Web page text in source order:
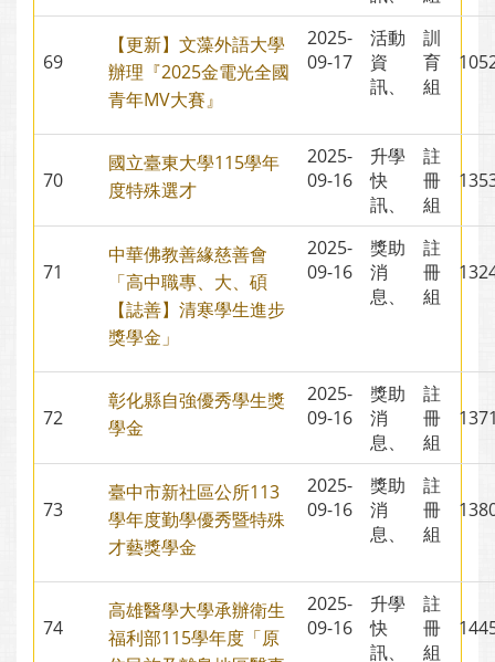
69
【更新】文藻外語大學
辦理『2025金電光全國
青年MV大賽』
2025-
09-17
活動
資
訊、
訓
育
組
70
國立臺東大學115學年
度特殊選才
2025-
09-16
升學
快
訊、
註
冊
組
71
中華佛教善緣慈善會
「高中職專、大、碩
【誌善】清寒學生進步
獎學金」
2025-
09-16
獎助
消
息、
註
冊
組
72
彰化縣自強優秀學生獎
學金
2025-
09-16
獎助
消
息、
註
冊
組
73
臺中市新社區公所113
學年度勤學優秀暨特殊
才藝獎學金
2025-
09-16
獎助
消
息、
註
冊
組
74
高雄醫學大學承辦衛生
福利部115學年度「原
2025-
09-16
升學
快
訊、
註
冊
組